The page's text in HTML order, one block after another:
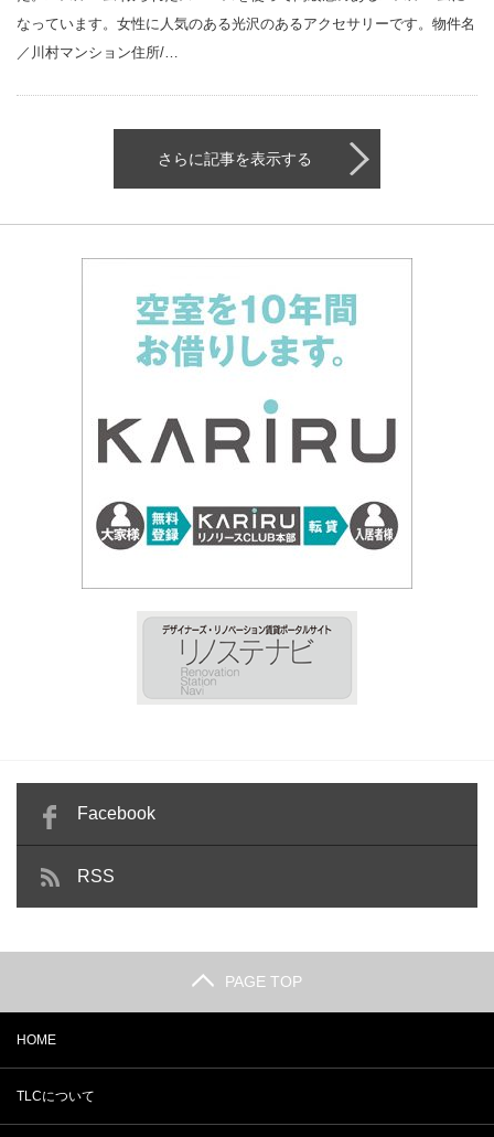
なっています。女性に人気のある光沢のあるアクセサリーです。物件名
／川村マンション住所/…
さらに記事を表示する
Facebook
RSS
PAGE TOP
HOME
TLCについて